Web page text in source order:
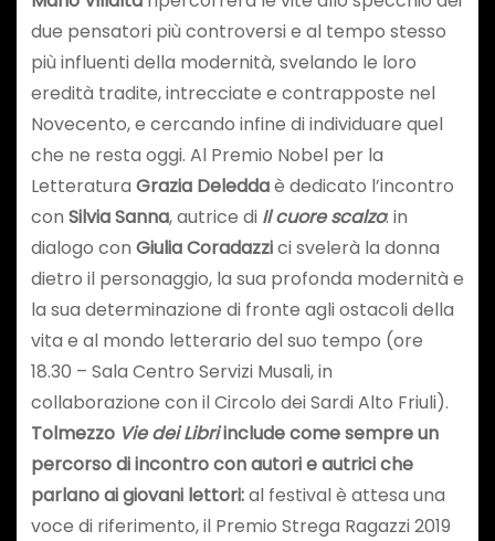
due pensatori più controversi e al tempo stesso
più influenti della modernità, svelando le loro
eredità tradite, intrecciate e contrapposte nel
Novecento, e cercando infine di individuare quel
che ne resta oggi. Al Premio Nobel per la
Letteratura Grazia Deleddaè dedicato l’incontro
con Silvia Sanna, autrice diIl cuore scalzo: in
dialogo con Giulia Coradazzici svelerà la donna
dietro il personaggio, la sua profonda modernità e
la sua determinazione di fronte agli ostacoli della
vita e al mondo letterario del suo tempo (ore
18.30 – Sala Centro Servizi Musali, in
collaborazione con il Circolo dei Sardi Alto Friuli).
Tolmezzo Vie dei Libriinclude come sempre un
percorso di incontro con autori e autrici che
parlano ai giovani lettori:al festival è attesa una
voce di riferimento, il Premio Strega Ragazzi 2019